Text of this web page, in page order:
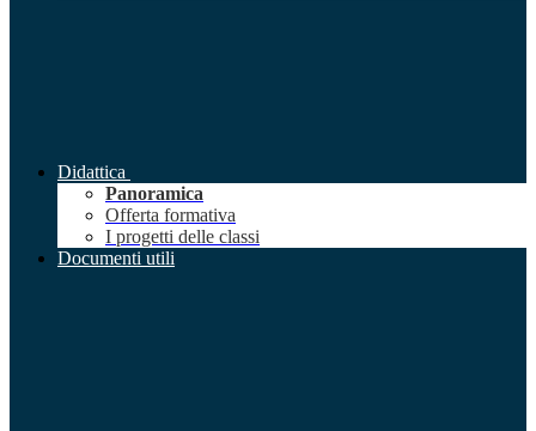
Didattica
Panoramica
Offerta formativa
I progetti delle classi
Documenti utili